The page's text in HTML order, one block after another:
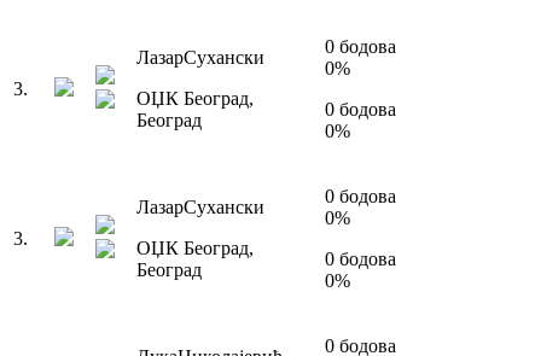
3.
ЛазарСухански
ОЏК Београд,
Београд
0 бодова
0%
0 бодова
0%
3.
ЛазарСухански
ОЏК Београд,
Београд
0 бодова
0%
0 бодова
0%
0 бодова